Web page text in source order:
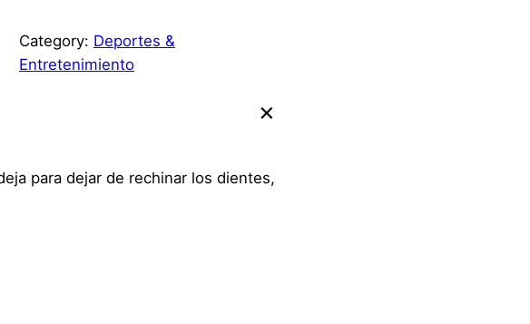
Category: Deportes &
Entretenimiento
para dejar de rechinar los dientes,